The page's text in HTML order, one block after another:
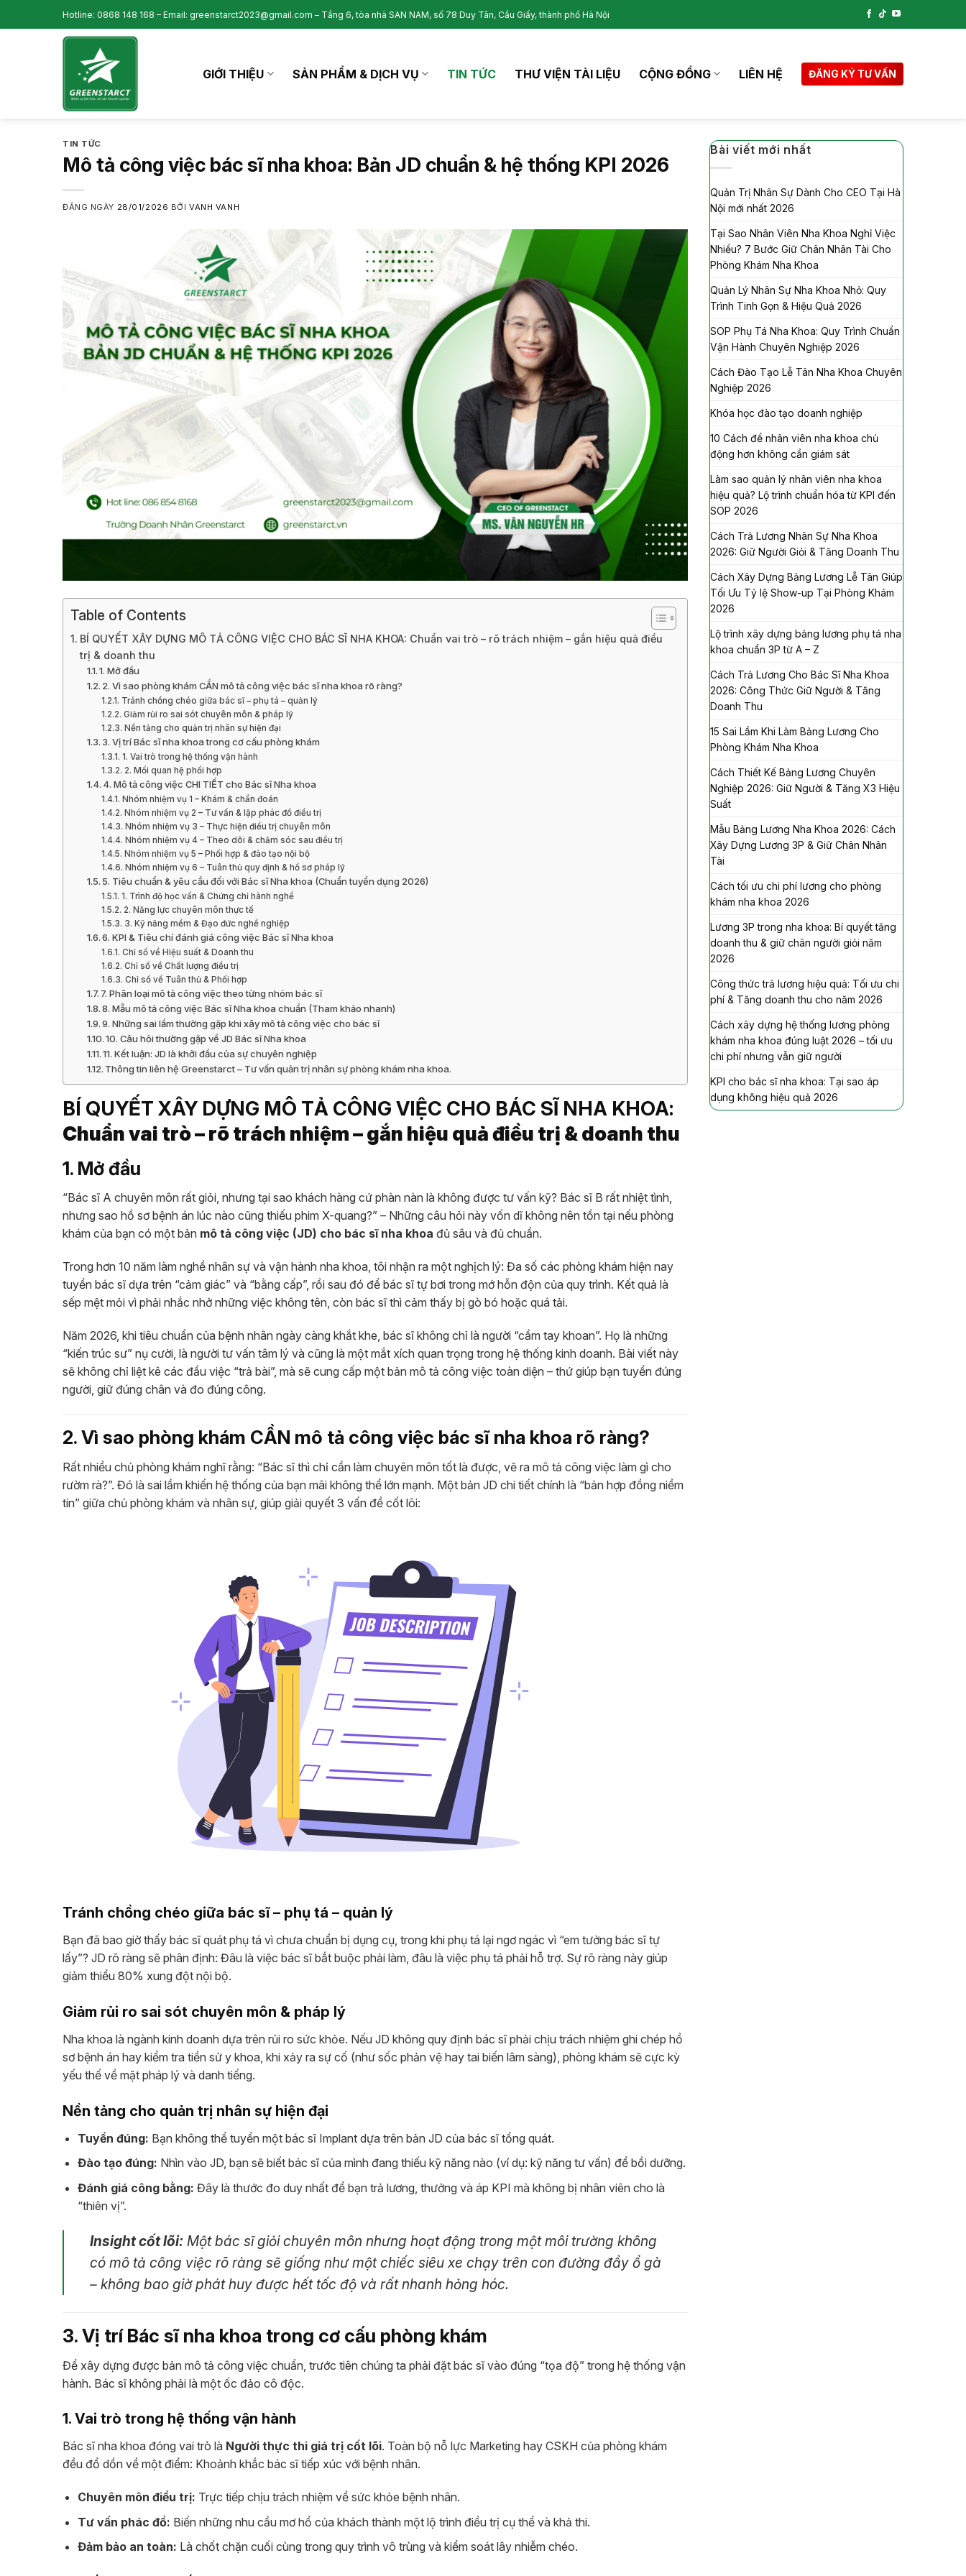
to
Hotline: 0868 148 168 – Email: greenstarct2023@gmail.com – Tầng 6, tòa nhà SAN NAM, số 78 Duy Tân, Cầu Giấy, thành phố Hà Nội
GIỚI THIỆU SẢN PHẨM & DỊCH VỤ TIN TỨC THƯ VIỆN TÀI LIỆU CỘNG ĐỒNG LIÊN HỆ ĐĂNG KÝ TƯ VẤN
TIN TỨC
Mô tả công việc bác sĩ nha khoa: Bản JD chuẩn & hệ thống KPI 2026
ĐĂNG NGÀY 28/01/2026 BỞIVANH VANH
Table of Contents
BÍ QUYẾT XÂY DỰNG MÔ TẢ CÔNG VIỆC CHO BÁC SĨ NHA KHOA: Chuẩn vai trò – rõ trách nhiệm – gắn hiệu quả điều
trị & doanh thu
1. Mở đầu
2. Vì sao phòng khám CẦN mô tả công việc bác sĩ nha khoa rõ ràng?
Tránh chồng chéo giữa bác sĩ – phụ tá – quản lý
Giảm rủi ro sai sót chuyên môn & pháp lý
Nền tảng cho quản trị nhân sự hiện đại
3. Vị trí Bác sĩ nha khoa trong cơ cấu phòng khám
1. Vai trò trong hệ thống vận hành
2. Mối quan hệ phối hợp
4. Mô tả công việc CHI TIẾT cho Bác sĩ Nha khoa
Nhóm nhiệm vụ 1 – Khám & chẩn đoán
Nhóm nhiệm vụ 2 – Tư vấn & lập phác đồ điều trị
Nhóm nhiệm vụ 3 – Thực hiện điều trị chuyên môn
Nhóm nhiệm vụ 4 – Theo dõi & chăm sóc sau điều trị
Nhóm nhiệm vụ 5 – Phối hợp & đào tạo nội bộ
Nhóm nhiệm vụ 6 – Tuân thủ quy định & hồ sơ pháp lý
5. Tiêu chuẩn & yêu cầu đối với Bác sĩ Nha khoa (Chuẩn tuyển dụng 2026)
1. Trình độ học vấn & Chứng chỉ hành nghề
2. Năng lực chuyên môn thực tế
3. Kỹ năng mềm & Đạo đức nghề nghiệp
6. KPI & Tiêu chí đánh giá công việc Bác sĩ Nha khoa
Chỉ số về Hiệu suất & Doanh thu
Chỉ số về Chất lượng điều trị
Chỉ số về Tuân thủ & Phối hợp
7. Phân loại mô tả công việc theo từng nhóm bác sĩ
8. Mẫu mô tả công việc Bác sĩ Nha khoa chuẩn (Tham khảo nhanh)
9. Những sai lầm thường gặp khi xây mô tả công việc cho bác sĩ
10. Câu hỏi thường gặp về JD Bác sĩ Nha khoa
11. Kết luận: JD là khởi đầu của sự chuyên nghiệp
Thông tin liên hệ Greenstarct – Tư vấn quản trị nhân sự phòng khám nha khoa.
BÍ QUYẾT XÂY DỰNG MÔ TẢ CÔNG VIỆC CHO BÁC SĨ NHA KHOA:
Chuẩn vai trò – rõ trách nhiệm – gắn hiệu quả điều trị & doanh thu
1. Mở đầu
“Bác sĩ A chuyên môn rất giỏi, nhưng tại sao khách hàng cứ phàn nàn là không được tư vấn kỹ? Bác sĩ B rất nhiệt tình,
nhưng sao hồ sơ bệnh án lúc nào cũng thiếu phim X-quang?” – Những câu hỏi này vốn dĩ không nên tồn tại nếu phòng
khám của bạn có một bản mô tả công việc (JD) cho bác sĩ nha khoa đủ sâu và đủ chuẩn.
Trong hơn 10 năm làm nghề nhân sự và vận hành nha khoa, tôi nhận ra một nghịch lý: Đa số các phòng khám hiện nay
tuyển bác sĩ dựa trên “cảm giác” và “bằng cấp”, rồi sau đó để bác sĩ tự bơi trong mớ hỗn độn của quy trình. Kết quả là
sếp mệt mỏi vì phải nhắc nhở những việc không tên, còn bác sĩ thì cảm thấy bị gò bó hoặc quá tải.
Năm 2026, khi tiêu chuẩn của bệnh nhân ngày càng khắt khe, bác sĩ không chỉ là người “cầm tay khoan”. Họ là những
“kiến trúc sư” nụ cười, là người tư vấn tâm lý và cũng là một mắt xích quan trọng trong hệ thống kinh doanh. Bài viết này
sẽ không chỉ liệt kê các đầu việc “trả bài”, mà sẽ cung cấp một bản mô tả công việc toàn diện – thứ giúp bạn tuyển đúng
người, giữ đúng chân và đo đúng công.
2. Vì sao phòng khám CẦN mô tả công việc bác sĩ nha khoa rõ ràng?
Rất nhiều chủ phòng khám nghĩ rằng: “Bác sĩ thì chỉ cần làm chuyên môn tốt là được, vẽ ra mô tả công việc làm gì cho
rườm rà?”. Đó là sai lầm khiến hệ thống của bạn mãi không thể lớn mạnh. Một bản JD chi tiết chính là “bản hợp đồng niềm
tin” giữa chủ phòng khám và nhân sự, giúp giải quyết 3 vấn đề cốt lõi:
Tránh chồng chéo giữa bác sĩ – phụ tá – quản lý
Bạn đã bao giờ thấy bác sĩ quát phụ tá vì chưa chuẩn bị dụng cụ, trong khi phụ tá lại ngơ ngác vì “em tưởng bác sĩ tự
lấy”? JD rõ ràng sẽ phân định: Đâu là việc bác sĩ bắt buộc phải làm, đâu là việc phụ tá phải hỗ trợ. Sự rõ ràng này giúp
giảm thiểu 80% xung đột nội bộ.
Giảm rủi ro sai sót chuyên môn & pháp lý
Nha khoa là ngành kinh doanh dựa trên rủi ro sức khỏe. Nếu JD không quy định bác sĩ phải chịu trách nhiệm ghi chép hồ
sơ bệnh án hay kiểm tra tiền sử y khoa, khi xảy ra sự cố (như sốc phản vệ hay tai biến lâm sàng), phòng khám sẽ cực kỳ
yếu thế về mặt pháp lý và danh tiếng.
Nền tảng cho quản trị nhân sự hiện đại
Tuyển đúng: Bạn không thể tuyển một bác sĩ Implant dựa trên bản JD của bác sĩ tổng quát.
Đào tạo đúng: Nhìn vào JD, bạn sẽ biết bác sĩ của mình đang thiếu kỹ năng nào (ví dụ: kỹ năng tư vấn) để bồi dưỡng.
Đánh giá công bằng: Đây là thước đo duy nhất để bạn trả lương, thưởng và áp KPI mà không bị nhân viên cho là
“thiên vị”.
Insight cốt lõi: Một bác sĩ giỏi chuyên môn nhưng hoạt động trong một môi trường không
có mô tả công việc rõ ràng sẽ giống như một chiếc siêu xe chạy trên con đường đầy ổ gà
– không bao giờ phát huy được hết tốc độ và rất nhanh hỏng hóc.
3. Vị trí Bác sĩ nha khoa trong cơ cấu phòng khám
Để xây dựng được bản mô tả công việc chuẩn, trước tiên chúng ta phải đặt bác sĩ vào đúng “tọa độ” trong hệ thống vận
hành. Bác sĩ không phải là một ốc đảo cô độc.
1. Vai trò trong hệ thống vận hành
Bác sĩ nha khoa đóng vai trò là Người thực thi giá trị cốt lõi. Toàn bộ nỗ lực Marketing hay CSKH của phòng khám
đều đổ dồn về một điểm: Khoảnh khắc bác sĩ tiếp xúc với bệnh nhân.
Chuyên môn điều trị: Trực tiếp chịu trách nhiệm về sức khỏe bệnh nhân.
Tư vấn phác đồ: Biến những nhu cầu mơ hồ của khách thành một lộ trình điều trị cụ thể và khả thi.
Đảm bảo an toàn: Là chốt chặn cuối cùng trong quy trình vô trùng và kiểm soát lây nhiễm chéo.
Bài viết mới nhất
Quản Trị Nhân Sự Dành Cho CEO Tại Hà
Nội mới nhất 2026
Tại Sao Nhân Viên Nha Khoa Nghỉ Việc
Nhiều? 7 Bước Giữ Chân Nhân Tài Cho
Phòng Khám Nha Khoa
Quản Lý Nhân Sự Nha Khoa Nhỏ: Quy
Trình Tinh Gọn & Hiệu Quả 2026
SOP Phụ Tá Nha Khoa: Quy Trình Chuẩn
Vận Hành Chuyên Nghiệp 2026
Cách Đào Tạo Lễ Tân Nha Khoa Chuyên
Nghiệp 2026
Khóa học đào tạo doanh nghiệp
10 Cách để nhân viên nha khoa chủ
động hơn không cần giám sát
Làm sao quản lý nhân viên nha khoa
hiệu quả? Lộ trình chuẩn hóa từ KPI đến
SOP 2026
Cách Trả Lương Nhân Sự Nha Khoa
2026: Giữ Người Giỏi & Tăng Doanh Thu
Cách Xây Dựng Bảng Lương Lễ Tân Giúp
Tối Ưu Tỷ lệ Show-up Tại Phòng Khám
2026
Lộ trình xây dựng bảng lương phụ tá nha
khoa chuẩn 3P từ A – Z
Cách Trả Lương Cho Bác Sĩ Nha Khoa
2026: Công Thức Giữ Người & Tăng
Doanh Thu
15 Sai Lầm Khi Làm Bảng Lương Cho
Phòng Khám Nha Khoa
Cách Thiết Kế Bảng Lương Chuyên
Nghiệp 2026: Giữ Người & Tăng X3 Hiệu
Suất
Mẫu Bảng Lương Nha Khoa 2026: Cách
Xây Dựng Lương 3P & Giữ Chân Nhân
Tài
Cách tối ưu chi phí lương cho phòng
khám nha khoa 2026
Lương 3P trong nha khoa: Bí quyết tăng
doanh thu & giữ chân người giỏi năm
2026
Công thức trả lương hiệu quả: Tối ưu chi
phí & Tăng doanh thu cho năm 2026
Cách xây dựng hệ thống lương phòng
khám nha khoa đúng luật 2026 – tối ưu
chi phí nhưng vẫn giữ người
KPI cho bác sĩ nha khoa: Tại sao áp
dụng không hiệu quả 2026